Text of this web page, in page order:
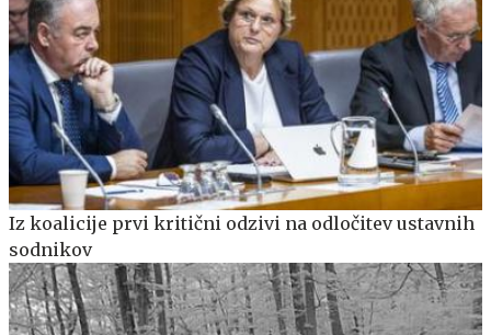
Iz koalicije prvi kritični odzivi na odločitev ustavnih
sodnikov